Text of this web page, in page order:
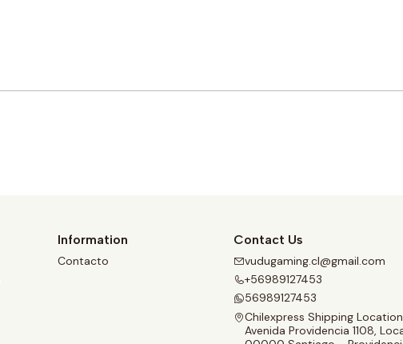
Information
Contacto
Contact Us
vudugaming.cl@gmail.com
+56989127453
56989127453
Chilexpress Shipping Location
Avenida Providencia 1108,